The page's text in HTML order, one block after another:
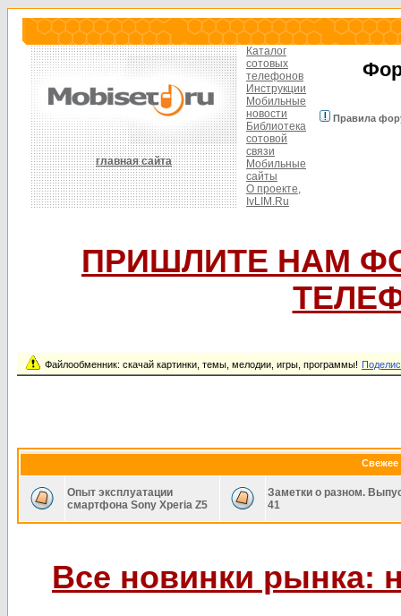
главная сайта
Каталог
сотовых
телефонов
Инструкции
Мобильные
новости
Библиотека
сотовой
связи
Мобильные
сайты
О проекте,
IvLIM.Ru
Правила
ПРИШЛИТЕ НАМ
Файлообменник: скачай картинки, темы, мелодии, игры, программы!
Свежее
Опыт эксплуатации
смартфона Sony Xperia Z5
Заметки о разном.
41
Все новинки рынка: